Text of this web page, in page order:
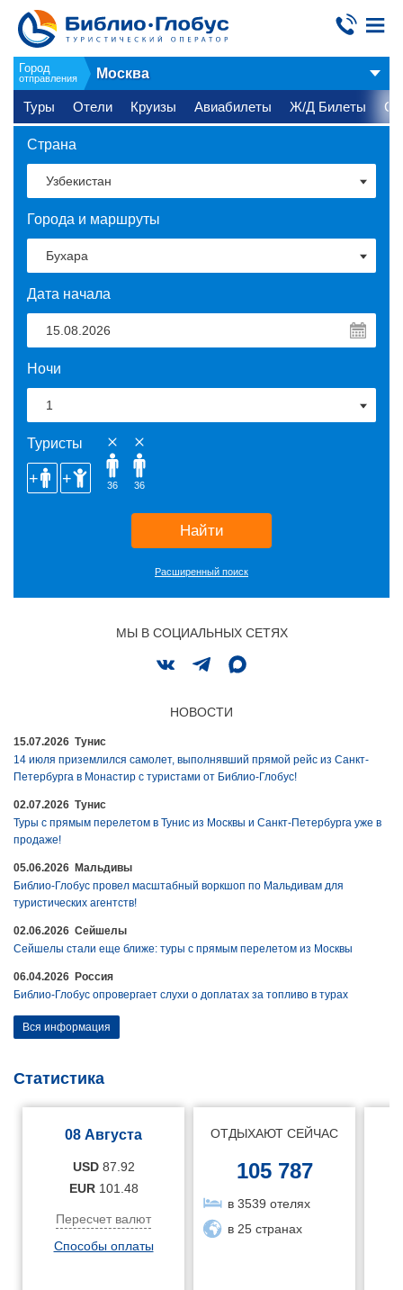
Город
отправления Москва
Туры Отели Круизы Авиабилеты Ж/Д Билеты
Страна
Города и маршруты
Дата начала
Ночи
Туристы
36 36
Найти
Расширенный поиск
МЫ В СОЦИАЛЬНЫХ СЕТЯХ
НОВОСТИ
15.07.2026 Тунис
14 июля приземлился самолет, выполнявший прямой рейс из Санкт-
Петербурга в Монастир с туристами от Библио-Глобус!
02.07.2026 Тунис
Туры с прямым перелетом в Тунис из Москвы и Санкт-Петербурга уже в
продаже!
05.06.2026 Мальдивы
Библио-Глобус провел масштабный воркшоп по Мальдивам для
туристических агентств!
02.06.2026 Сейшелы
Сейшелы стали еще ближе: туры с прямым перелетом из Москвы
06.04.2026 Россия
Библио-Глобус опровергает слухи о доплатах за топливо в турах
Вся информация
Статистика
08 Августа
USD 87.92
EUR 101.48
Пересчет валют
Способы оплаты
ОТДЫХАЮТ СЕЙЧАС
105 787
в 3539 отелях
в 25 странах